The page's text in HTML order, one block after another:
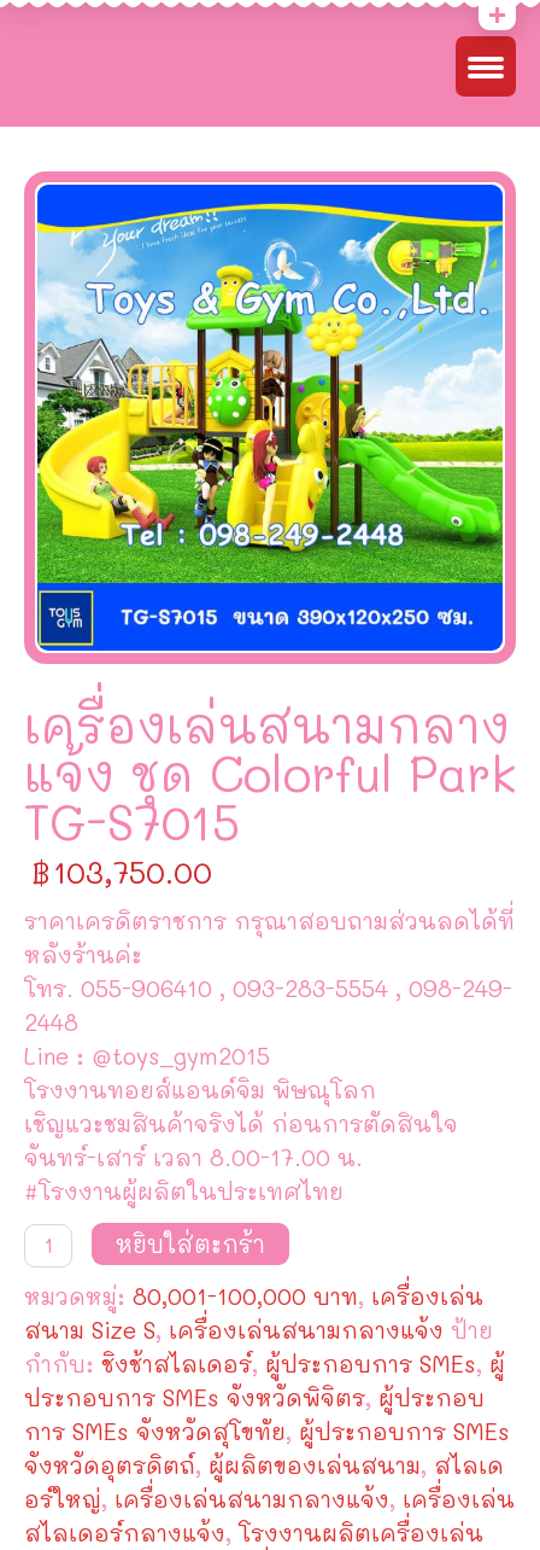
เครื่องเล่นสนามกลาง
แจ้ง ชุด Colorful Park
TG-S7015
฿103,750.00
ราคาเครดิตราชการ กรุณาสอบถามส่วนลดได้ที่
หลังร้านค่ะ
โทร. 055-906410 , 093-283-5554 , 098-249-
2448
Line : @toys_gym2015
โรงงานทอยส์แอนด์จิม พิษณุโลก
เชิญแวะชมสินค้าจริงได้ ก่อนการตัดสินใจ
จันทร์-เสาร์ เวลา 8.00-17.00 น.
#โรงงานผู้ผลิตในประเทศไทย
จำนวน
เครื่อง
สนาม
กลาง
แจ้ง
ชุด
Colorful
Park
TG-
S7015
ชิ้น
หยิบใส่ตะกร้า
หมวดหมู่: 80,001-100,000 บาท, เครื่องเล่น
สนาม Size S, เครื่องเล่นสนามกลางแจ้ง ป้าย
กำกับ: ชิงช้าสไลเดอร์, ผู้ประกอบการ SMEs, ผู้
ประกอบการ SMEs จังหวัดพิจิตร, ผู้ประกอบ
การ SMEs จังหวัดสุโขทัย, ผู้ประกอบการ SMEs
จังหวัดอุตรดิตถ์, ผู้ผลิตของเล่นสนาม, สไลเด
อร์ใหญ่, เครื่องเล่นสนามกลางแจ้ง, เครื่องเล่น
สไลเดอร์กลางแจ้ง,โรงงานผลิตเครื่องเล่น